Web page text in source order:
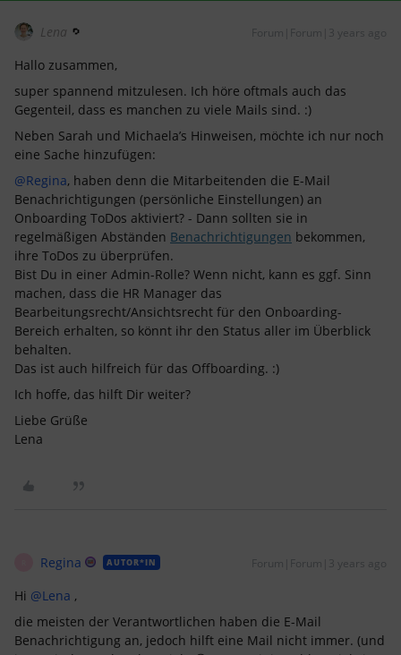
Lena Forum|Forum|3 years ago
Hallo zusammen,
super spannend mitzulesen. Ich höre oftmals auch das
Gegenteil, dass es manchen zu viele Mails sind. :)
Neben Sarah und Michaela’s Hinweisen, möchte ich nur noch
eine Sache hinzufügen:
@Regina, haben denn die Mitarbeitenden die E-Mail
Benachrichtigungen (persönliche Einstellungen) an
Onboarding ToDos aktiviert? - Dann sollten sie in
regelmäßigen Abständen Benachrichtigungen bekommen,
ihre ToDos zu überprüfen.
Bist Du in einer Admin-Rolle? Wenn nicht, kann es ggf. Sinn
machen, dass die HR Manager das
Bearbeitungsrecht/Ansichtsrecht für den Onboarding-
Bereich erhalten, so könnt ihr den Status aller im Überblick
behalten.
Das ist auch hilfreich für das Offboarding. :)
Ich hoffe, das hilft Dir weiter?
Liebe Grüße
Lena
Regina AUTOR*IN Forum|Forum|3 years ago
Hi @Lena ,
die meisten der Verantwortlichen haben die E-Mail
Benachrichtigung an, jedoch hilft eine Mail nicht immer. (und